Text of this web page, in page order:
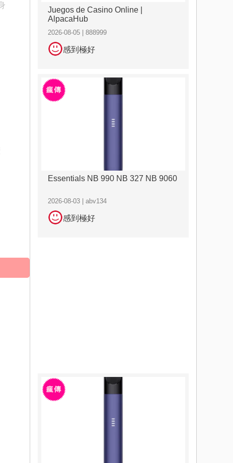
Juegos de Casino Online |
AlpacaHub
2026-08-05 | 888999
感到極好
Essentials NB 990 NB 327 NB 9060
2026-08-03 | abv134
感到極好